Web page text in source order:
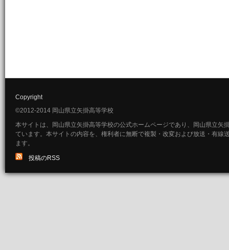
Copyright
©2012-2014 岡山県立矢掛高等学校
本サイトは、岡山県立矢掛高等学校の公式ホームページであり、岡山県立矢
ています。本サイトの内容を、権利者に無断で複製・改変および放送・有線
ます。
投稿のRSS